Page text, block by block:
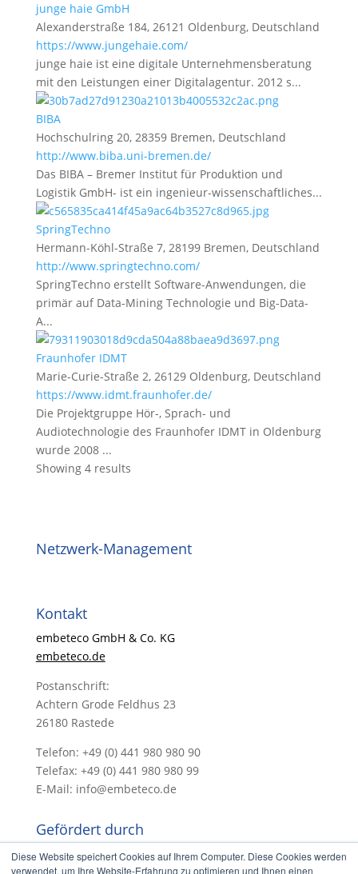
Diese Website speichert Cookies auf Ihrem Computer. Diese Cookies werden
verwendet, um Ihre Website-Erfahrung zu optimieren und Ihnen einen
junge haie GmbH
Alexanderstraße 184, 26121 Oldenburg, Deutschland
https://www.jungehaie.com/
junge haie ist eine digitale Unternehmensberatung
mit den Leistungen einer Digitalagentur. 2012 s...
BIBA
Hochschulring 20, 28359 Bremen, Deutschland
http://www.biba.uni-bremen.de/
Das BIBA – Bremer Institut für Produktion und
Logistik GmbH- ist ein ingenieur-wissenschaftliches...
SpringTechno
Hermann-Köhl-Straße 7, 28199 Bremen, Deutschland
http://www.springtechno.com/
SpringTechno erstellt Software-Anwendungen, die
primär auf Data-Mining Technologie und Big-Data-
A...
Fraunhofer IDMT
Marie-Curie-Straße 2, 26129 Oldenburg, Deutschland
https://www.idmt.fraunhofer.de/
Die Projektgruppe Hör-, Sprach- und
Audiotechnologie des Fraunhofer IDMT in Oldenburg
wurde 2008 ...
Showing 4 results
Netzwerk-Management
Kontakt
embeteco GmbH & Co. KG
embeteco.de
Postanschrift:
Achtern Grode Feldhus 23
26180 Rastede
Telefon: +49 (0) 441 980 980 90
Telefax: +49 (0) 441 980 980 99
E-Mail: info@embeteco.de
Gefördert durch